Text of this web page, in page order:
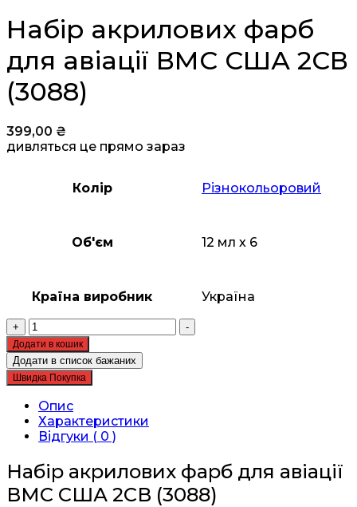
Набір акрилових фарб
для авіації ВМС США 2СВ
(3088)
399,00 ₴
дивляться це прямо зараз
Колір Різнокольоровий
Об'єм 12 мл х 6
Країна виробник Україна
+
Набір
акрилових
фарб
для
авіації
ВМС
США
2СВ
(3088)
кількість
-
Додати в кошик
Додати в список бажаних
Швидка Покупка
Опис
Характеристики
Відгуки ( 0 )
Набір акрилових фарб для авіації
ВМС США 2СВ (3088)